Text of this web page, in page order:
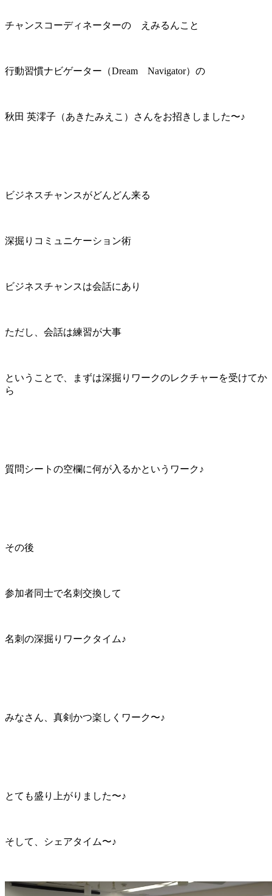
チャンスコーディネーターの えみるんこと
行動習慣ナビゲーター（Dream Navigator）の
秋田 英澪子（あきたみえこ）さんをお招きしました〜♪
ビジネスチャンスがどんどん来る
深掘りコミュニケーション術
ビジネスチャンスは会話にあり
ただし、会話は練習が大事
ということで、まずは深掘りワークのレクチャーを受けてか
ら
質問シートの空欄に何が入るかというワーク♪
その後
参加者同士で名刺交換して
名刺の深掘りワークタイム♪
みなさん、真剣かつ楽しくワーク〜♪
とても盛り上がりました〜♪
そして、シェアタイム〜♪